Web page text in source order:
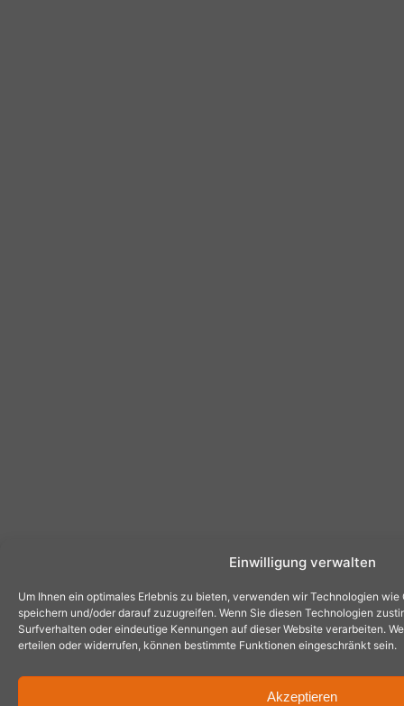
Einwilligung verwalten
Um Ihnen ein optimales Erlebnis zu bieten, verwenden wir Technologien
speichern und/oder darauf zuzugreifen. Wenn Sie diesen Technologien
Surfverhalten oder eindeutige Kennungen auf dieser Website verarbeiten.
erteilen oder widerrufen, können bestimmte Funktionen eingeschränkt sein.
Akzeptieren